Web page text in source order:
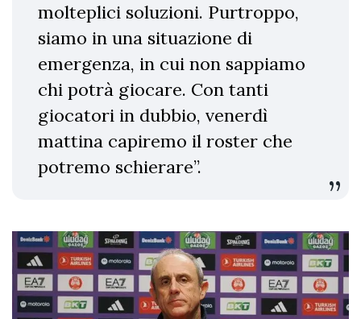
molteplici soluzioni. Purtroppo,
siamo in una situazione di
emergenza, in cui non sappiamo
chi potrà giocare. Con tanti
giocatori in dubbio, venerdì
mattina capiremo il roster che
potremo schierare”.